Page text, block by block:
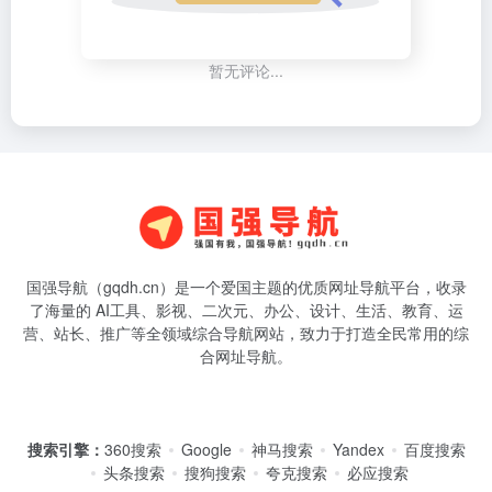
暂无评论...
国强导航（gqdh.cn）是一个爱国主题的优质网址导航平台，收录
了海量的 AI工具、影视、二次元、办公、设计、生活、教育、运
营、站长、推广等全领域综合导航网站，致力于打造全民常用的综
合网址导航。
搜索引擎： 360搜索 Google 神马搜索 Yandex
百度搜索
头条搜索
搜狗搜索 夸克搜索 必应搜索